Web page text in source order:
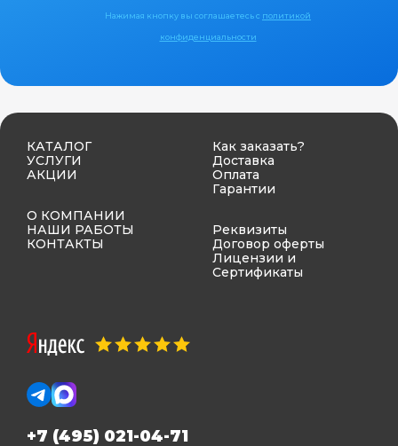
Нажимая кнопку вы соглашаетесь с политикой
конфиденциальности
КАТАЛОГ
УСЛУГИ
АКЦИИ
О КОМПАНИИ
НАШИ РАБОТЫ
КОНТАКТЫ
Как заказать?
Доставка
Оплата
Гарантии
Реквизиты
Договор оферты
Лицензии и
Сертификаты
+7 (495) 021-04-71